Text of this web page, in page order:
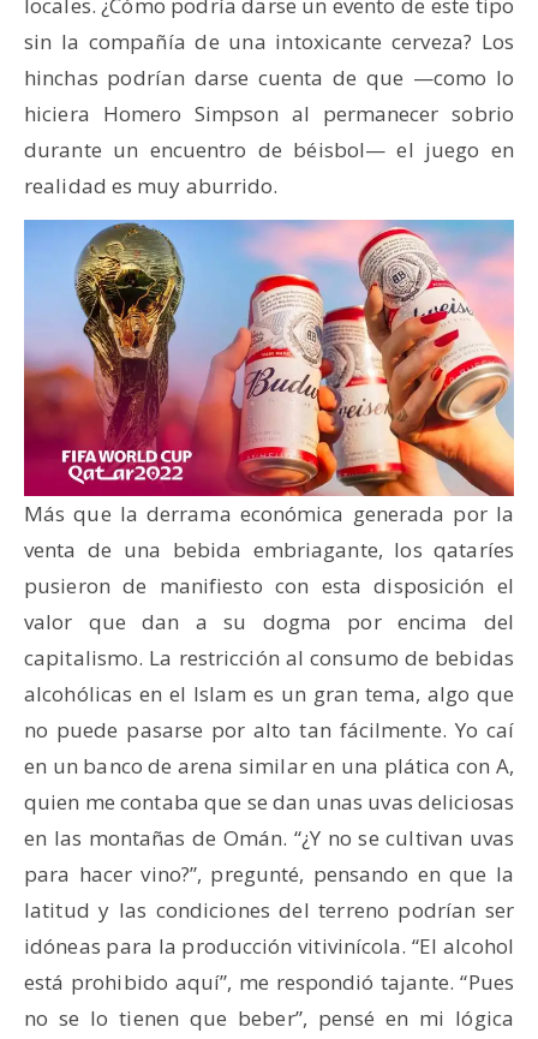
locales. ¿Cómo podría darse un evento de este tipo
sin la compañía de una intoxicante cerveza? Los
hinchas podrían darse cuenta de que —como lo
hiciera Homero Simpson al permanecer sobrio
durante un encuentro de béisbol— el juego en
realidad es muy aburrido.
Más que la derrama económica generada por la
venta de una bebida embriagante, los qataríes
pusieron de manifiesto con esta disposición el
valor que dan a su dogma por encima del
capitalismo. La restricción al consumo de bebidas
alcohólicas en el Islam es un gran tema, algo que
no puede pasarse por alto tan fácilmente. Yo caí
en un banco de arena similar en una plática con A,
quien me contaba que se dan unas uvas deliciosas
en las montañas de Omán. “¿Y no se cultivan uvas
para hacer vino?”, pregunté, pensando en que la
latitud y las condiciones del terreno podrían ser
idóneas para la producción vitivinícola. “El alcohol
está prohibido aquí”, me respondió tajante. “Pues
no se lo tienen que beber”, pensé en mi lógica